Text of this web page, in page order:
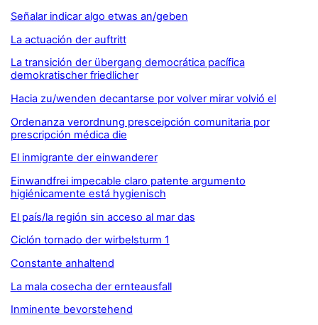
Señalar indicar algo etwas an/geben
La actuación der auftritt
La transición der übergang democrática pacífica
demokratischer friedlicher
Hacia zu/wenden decantarse por volver mirar volvió el
Ordenanza verordnung presceipción comunitaria por
prescripción médica die
El inmigrante der einwanderer
Einwandfrei impecable claro patente argumento
higiénicamente está hygienisch
El país/la región sin acceso al mar das
Ciclón tornado der wirbelsturm 1
Constante anhaltend
La mala cosecha der ernteausfall
Inminente bevorstehend